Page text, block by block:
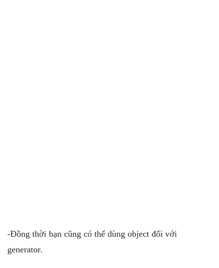
-Đồng thời bạn cũng có thể dùng object đối với
generator.